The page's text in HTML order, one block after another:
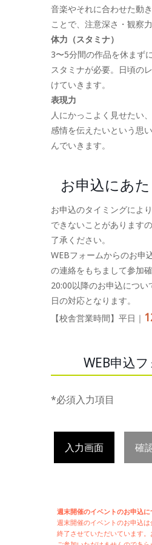
音楽やそれに合わせた動
ことで、注意深さ・観察
体力（スタミナ）
3〜5分間の作品を休まず
スタミナが必要。日頃の
けていきます。
表現力
人にかっこよく見せたい
感情を伝えたいという思
んでいきます。
お申込にあ
お申込のタイミングによ
できないことがあります
了承ください。
WEBフォームからのお申
の連絡をもちまして参加
20:00以降のお申込につい
日の対応となります。
【校舎営業時間】平日｜
WEB申込
*必須入力項目
入力画面 確
週末開催のイベントのお申込に
週末開催のイベントのお申込は
終了させていただいています